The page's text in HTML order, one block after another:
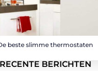
beste slimme thermostaten
RECENTE BERICHTEN